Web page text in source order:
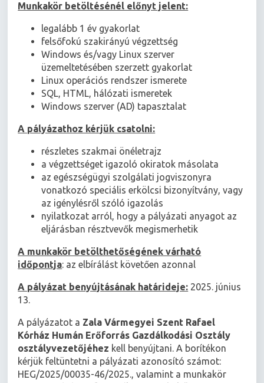
Munkakör betöltésénél előnyt jelent:
legalább 1 év gyakorlat
felsőfokú szakirányú végzettség
Windows és/vagy Linux szerver
üzemeltetésében szerzett gyakorlat
Linux operációs rendszer ismerete
SQL, HTML, hálózati ismeretek
Windows szerver (AD) tapasztalat
A pályázathoz kérjük csatolni:
részletes szakmai önéletrajz
a végzettséget igazoló okiratok másolata
az egészségügyi szolgálati jogviszonyra
vonatkozó speciális erkölcsi bizonyítvány, vagy
az igénylésről szóló igazolás
nyilatkozat arról, hogy a pályázati anyagot az
eljárásban résztvevők megismerhetik
A munkakör betölthetőségének várható
időpontja: az elbírálást követően azonnal
A pályázat benyújtásának határideje: 2025. június
13.
A pályázatot a Zala Vármegyei Szent Rafael
Kórház Humán Erőforrás Gazdálkodási Osztály
osztályvezetőjéhez kell benyújtani. A borítékon
kérjük feltüntetni a pályázati azonosító számot:
HEG/2025/00035-46/2025., valamint a munkakör